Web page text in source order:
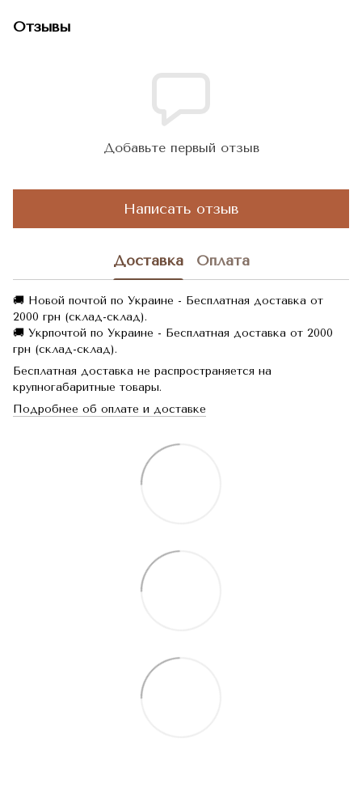
Отзывы
Добавьте первый отзыв
Написать отзыв
Доставка Оплата
🚚 Новой почтой по Украине - Бесплатная доставка от
2000 грн (склад-склад).
🚚 Укрпочтой по Украине - Бесплатная доставка от 2000
грн (склад-склад).
Бесплатная доставка не распространяется на
крупногабаритные товары.
Подробнее об оплате и доставке